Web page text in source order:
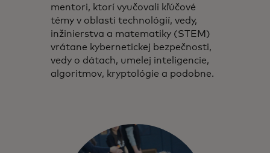
mentori, ktorí vyučovali kľúčové
témy v oblasti technológií, vedy,
inžinierstva a matematiky (STEM)
vrátane kybernetickej bezpečnosti,
vedy o dátach, umelej inteligencie,
algoritmov, kryptológie a podobne.